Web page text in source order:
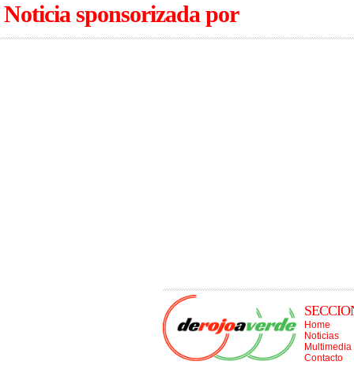
Noticia sponsorizada por
Home
Noticias
Multimedia
Contacto